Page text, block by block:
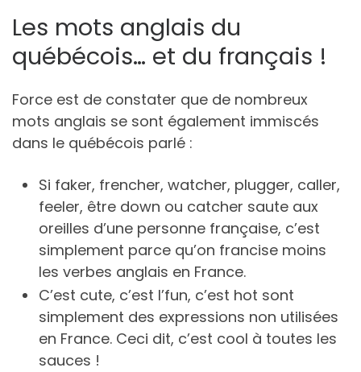
Les mots anglais du
québécois… et du français !
Force est de constater que de nombreux
mots anglais se sont également immiscés
dans le québécois parlé :
Si faker, frencher, watcher, plugger, caller,
feeler, être down ou catcher saute aux
oreilles d’une personne française, c’est
simplement parce qu’on francise moins
les verbes anglais en France.
C’est cute, c’est l’fun, c’est hot sont
simplement des expressions non utilisées
en France. Ceci dit, c’est cool à toutes les
sauces !